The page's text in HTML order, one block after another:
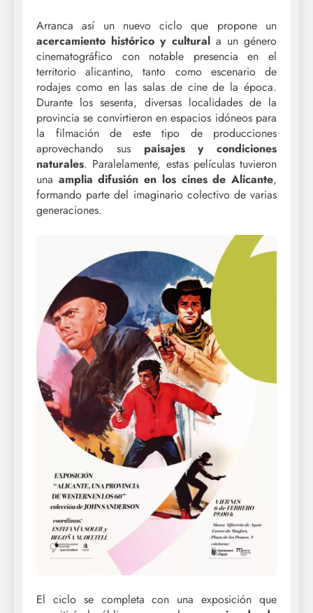
Arranca así un nuevo ciclo que propone un
acercamiento histórico y culturala un género
cinematográfico con notable presencia en el
territorio alicantino, tanto como escenario de
rodajes como en las salas de cine de la época.
Durante los sesenta, diversas localidades de la
provincia se convirtieron en espacios idóneos para
la filmación de este tipo de producciones
aprovechando sus paisajes y condiciones
naturales. Paralelamente, estas películas tuvieron
una amplia difusión en los cines de Alicante,
formando parte del imaginario colectivo de varias
generaciones.
El ciclo se completa con una exposición que